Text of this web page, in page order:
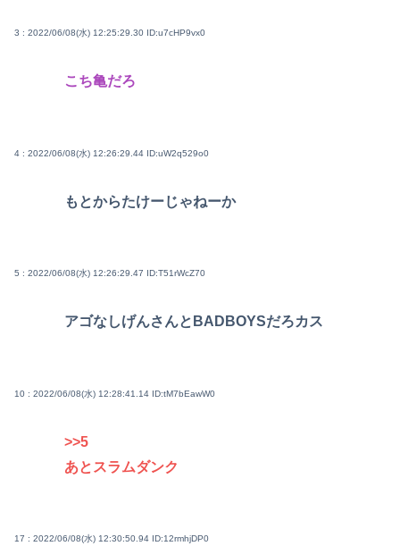
3 : 2022/06/08(水) 12:25:29.30 ID:u7cHP9vx0
こち亀だろ
4 : 2022/06/08(水) 12:26:29.44 ID:uW2q529o0
もとからたけーじゃねーか
5 : 2022/06/08(水) 12:26:29.47 ID:T51rWcZ70
アゴなしげんさんとBADBOYSだろカス
10 : 2022/06/08(水) 12:28:41.14 ID:tM7bEawW0
>>5
あとスラムダンク
17 : 2022/06/08(水) 12:30:50.94 ID:12rmhjDP0